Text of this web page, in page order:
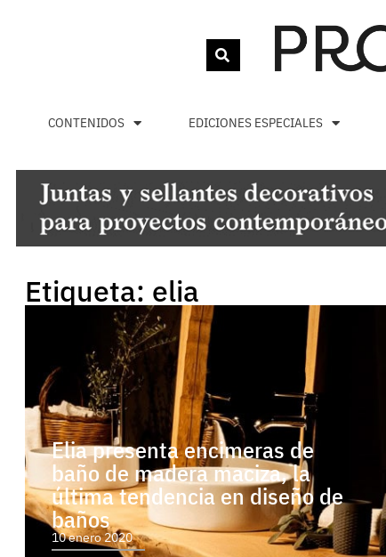
CONTENIDOS EDICIONES ESPECIALES
Etiqueta: elia
Elia presenta encimeras de
baño de madera maciza, la
última tendencia en diseño de
baños
10 enero 2020